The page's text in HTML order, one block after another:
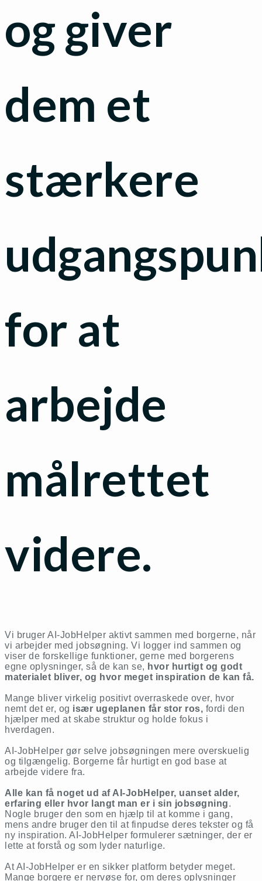
og giver
dem et
stærkere
for at
arbejde
målrettet
videre.
Vi bruger AI-JobHelper aktivt sammen med borgerne, når
vi arbejder med jobsøgning. Vi logger ind sammen og
viser de forskellige funktioner, gerne med borgerens
egne oplysninger, så de kan se, hvor hurtigt og godt
materialet bliver, og hvor meget inspiration de kan få.
Mange bliver virkelig positivt overraskede over, hvor
nemt det er, og især ugeplanen får stor ros, fordi den
hjælper med at skabe struktur og holde fokus i
hverdagen.
AI-JobHelper gør selve jobsøgningen mere overskuelig
og tilgængelig. Borgerne får hurtigt en god base at
arbejde videre fra.
Alle kan få noget ud af AI-JobHelper, uanset alder,
erfaring eller hvor langt man er i sin jobsøgning.
Nogle bruger den som en hjælp til at komme i gang,
mens andre bruger den til at finpudse deres tekster og få
ny inspiration. AI-JobHelper formulerer sætninger, der er
lette at forstå og som lyder naturlige.
At AI-JobHelper er en sikker platform betyder meget.
Mange borgere er nervøse for, om deres oplysninger